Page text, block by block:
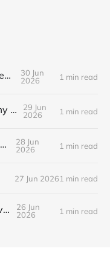
30 Junie – Gebed vir my roeping
30 Jun
2026
1 min read
29 Junie – Vertrou God in my werk
29 Jun
2026
1 min read
28 Junie – Ek doen dit vir God
28 Jun
2026
1 min read
27 Jun 20261 min read
26 Junie – God se plan ontvou
26 Jun
2026
1 min read